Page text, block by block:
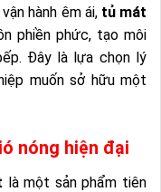
hành êm ái, tủ mát
phiền phức, tạo môi
Đây là lựa chọn lý
muốn sở hữu một
nóng hiện đại
là một sản phẩm tiên